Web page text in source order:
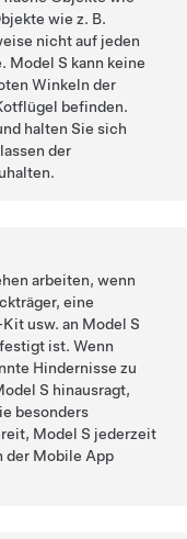
wie z. B.
nicht auf jeden
Model S kann keine
Winkeln der
befinden.
halten Sie sich
der
arbeiten, wenn
eine
usw. an Model S
ist. Wenn
Hindernisse zu
S hinausragt,
besonders
Model S jederzeit
der Mobile App